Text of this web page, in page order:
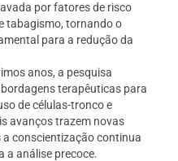
por fatores de risco
tabagismo, tornando o
para a redução da
anos, a pesquisa
terapêuticas para
de células-tronco e
avanços trazem novas
conscientização continua
a análise precoce.